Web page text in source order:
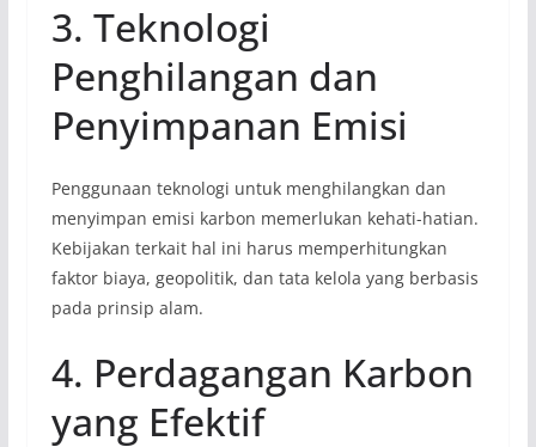
3. Teknologi
Penghilangan dan
Penyimpanan Emisi
Penggunaan teknologi untuk menghilangkan dan
menyimpan emisi karbon memerlukan kehati-hatian.
Kebijakan terkait hal ini harus memperhitungkan
faktor biaya, geopolitik, dan tata kelola yang berbasis
pada prinsip alam.
4. Perdagangan Karbon
yang Efektif